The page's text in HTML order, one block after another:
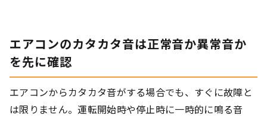
エアコンのカタカタ音は正常音か異常音か
を先に確認
エアコンからカタカタ音がする場合でも、すぐに故障と
は限りません。運転開始時や停止時に一時的に鳴る音